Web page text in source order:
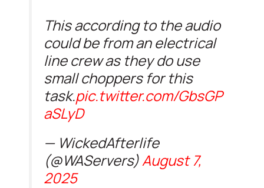
This according to the audio
could be from an electrical
line crew as they do use
small choppers for this
task.pic.twitter.com/GbsGP
aSLyD
— WickedAfterlife
(@WAServers)August 7,
2025